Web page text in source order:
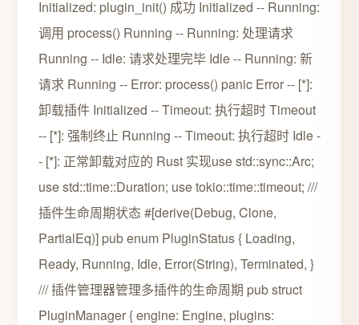
Initialized: plugin_init() 成功 Initialized -- Running:
调用 process() Running -- Running: 处理请求
Running -- Idle: 请求处理完毕 Idle -- Running: 新
请求 Running -- Error: process() panic Error -- [*]:
卸载插件 Initialized -- Timeout: 执行超时 Timeout
-- [*]: 强制终止 Running -- Timeout: 执行超时 Idle -
- [*]: 正常卸载对应的 Rust 实现use std::sync::Arc;
use std::time::Duration; use tokio::time::timeout; ///
插件生命周期状态 #[derive(Debug, Clone,
PartialEq)] pub enum PluginStatus { Loading,
Ready, Running, Idle, Error(String), Terminated, }
/// 插件管理器管理多插件的生命周期 pub struct
PluginManager { engine: Engine, plugins: